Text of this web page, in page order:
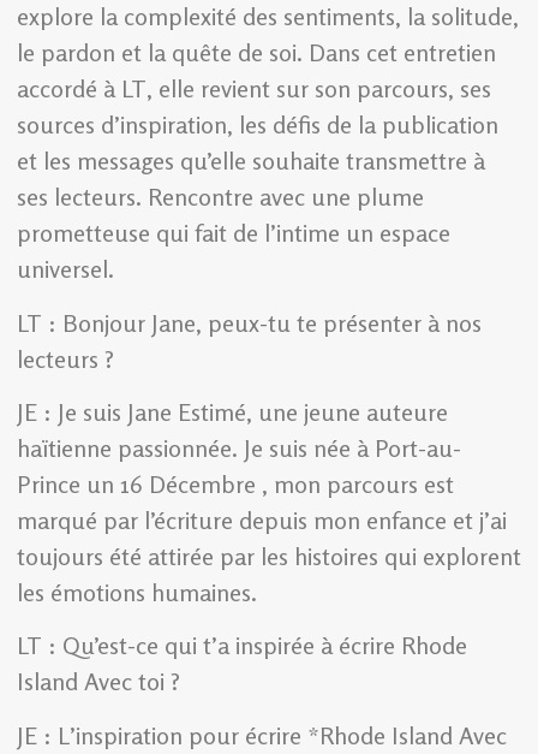
explore la complexité des sentiments, la solitude,
le pardon et la quête de soi. Dans cet entretien
accordé à LT, elle revient sur son parcours, ses
sources d’inspiration, les défis de la publication
et les messages qu’elle souhaite transmettre à
ses lecteurs. Rencontre avec une plume
prometteuse qui fait de l’intime un espace
universel.
LT : Bonjour Jane, peux-tu te présenter à nos
lecteurs ?
JE : Je suis Jane Estimé, une jeune auteure
haïtienne passionnée. Je suis née à Port-au-
Prince un 16 Décembre , mon parcours est
marqué par l’écriture depuis mon enfance et j’ai
toujours été attirée par les histoires qui explorent
les émotions humaines.
LT : Qu’est-ce qui t’a inspirée à écrire Rhode
Island Avec toi ?
JE : L’inspiration pour écrire *Rhode Island Avec